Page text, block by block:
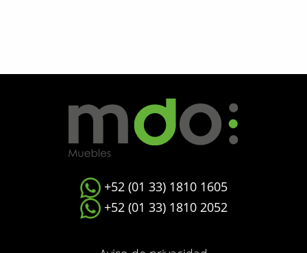
+52 (01 33) 1810 1605
+52 (01 33) 1810 2052